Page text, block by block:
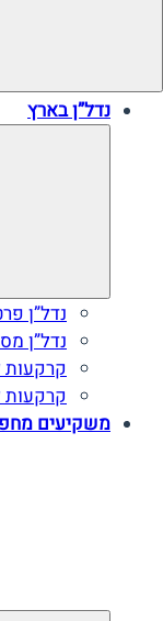
נדל”ן בארץ
נדל”ן
נדל”ן
קרקעות
משקיעים